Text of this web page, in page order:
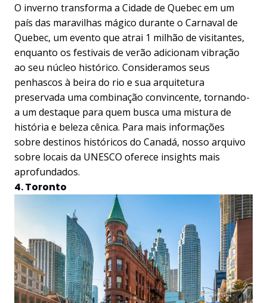
O inverno transforma a Cidade de Quebec em um
país das maravilhas mágico durante o Carnaval de
Quebec, um evento que atrai 1 milhão de visitantes,
enquanto os festivais de verão adicionam vibração
ao seu núcleo histórico. Consideramos seus
penhascos à beira do rio e sua arquitetura
preservada uma combinação convincente, tornando-
a um destaque para quem busca uma mistura de
história e beleza cênica. Para mais informações
sobre destinos históricos do Canadá, nosso arquivo
sobre locais da UNESCO oferece insights mais
aprofundados.
4. Toronto